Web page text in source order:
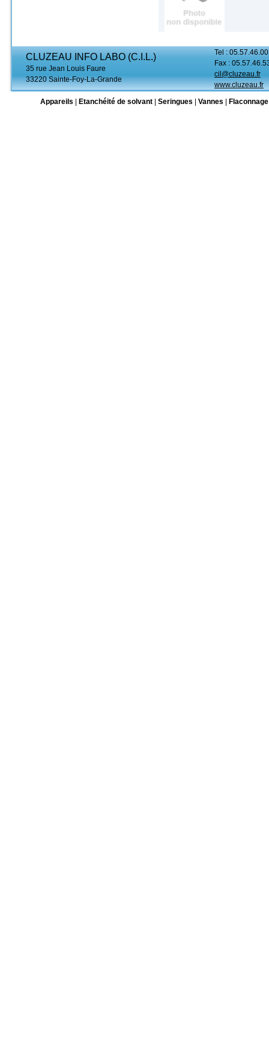
CLUZEAU INFO LABO (C.I.L.)
35 rue Jean Louis Faure
33220 Sainte-Foy-La-Grande
Tel :
Fax :
cil@cluzeau.fr
www.cluzeau.fr
Appareils
Etanchéité de solvant Seringues Vannes Flaconnage